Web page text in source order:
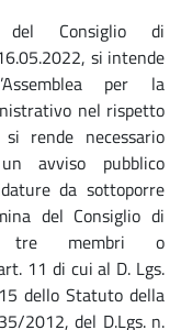
del Consiglio di
si intende
per la
nel rispetto
rende necessario
avviso pubblico
da sottoporre
del Consiglio di
tre membri o
11 di cui al D. Lgs.
dello Statuto della
2012, del D.Lgs. n.